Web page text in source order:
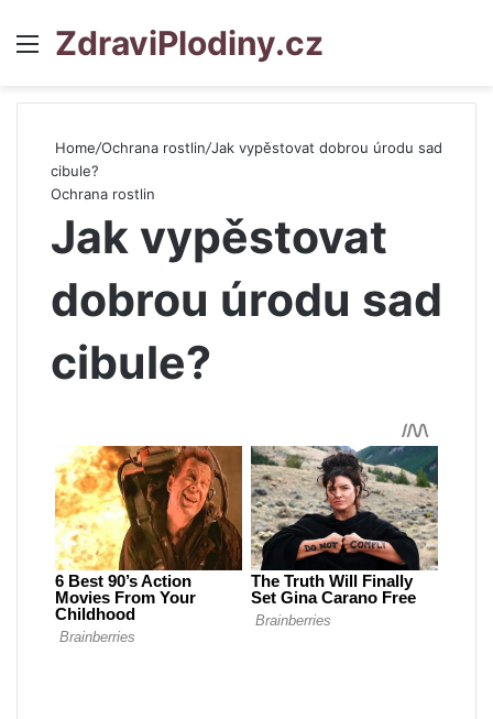
Menu
ZdraviPlodiny.cz
Home/Ochrana rostlin/Jak vypěstovat dobrou úrodu sad
cibule?
Ochrana rostlin
Jak vypěstovat
dobrou úrodu sad
cibule?